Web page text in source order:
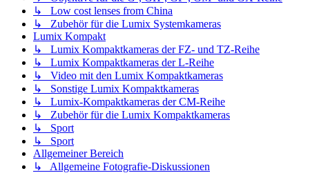
↳ Low cost lenses from China
↳ Zubehör für die Lumix Systemkameras
Lumix Kompakt
↳ Lumix Kompaktkameras der FZ- und TZ-Reihe
↳ Lumix Kompaktkameras der L-Reihe
↳ Video mit den Lumix Kompaktkameras
↳ Sonstige Lumix Kompaktkameras
↳ Lumix-Kompaktkameras der CM-Reihe
↳ Zubehör für die Lumix Kompaktkameras
↳ Sport
↳ Sport
Allgemeiner Bereich
↳ Allgemeine Fotografie-Diskussionen